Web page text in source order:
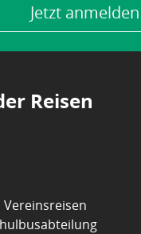
Jetzt anmelden
Reisen